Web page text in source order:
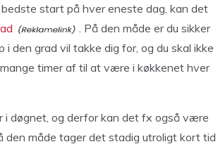
start på hver eneste dag, kan det
. På den måde er du sikker
den grad vil takke dig for, og du skal ikke
timer af til at være i køkkenet hver
døgnet, og derfor kan det fx også være
måde tager det stadig utroligt kort tid